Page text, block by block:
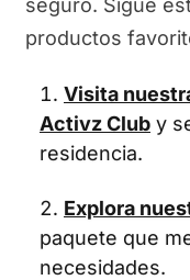
productos
Visita
Activz Club y
residencia.
Explora
paquete que
necesidades.